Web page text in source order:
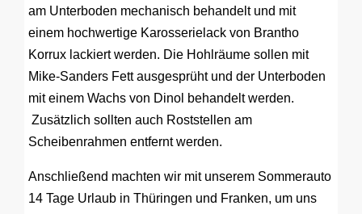
am Unterboden mechanisch behandelt und mit
einem hochwertige Karosserielack von Brantho
Korrux lackiert werden. Die Hohlräume sollen mit
Mike-Sanders Fett ausgesprüht und der Unterboden
mit einem Wachs von Dinol behandelt werden.
Zusätzlich sollten auch Roststellen am
Scheibenrahmen entfernt werden.
Anschließend machten wir mit unserem Sommerauto
14 Tage Urlaub in Thüringen und Franken, um uns